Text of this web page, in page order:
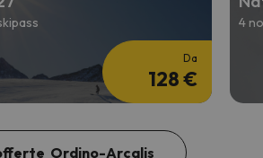
Da
128 €
4
Ordino-Arcalis